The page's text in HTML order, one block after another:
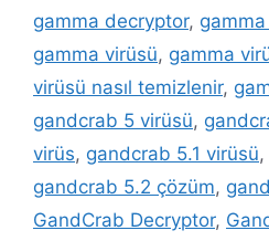
gamma decryptor,
gamma virüsü, gamma
virüsü nasıl temizlenir,
gandcrab 5 virüsü,
virüs, gandcrab 5.1 virüsü,
gandcrab 5.2 çözüm,
GandCrab Decryptor,